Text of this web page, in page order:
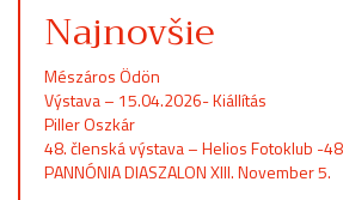
Najnovšie
Mészáros Ödön
Výstava – 15.04.2026- Kiállítás
Piller Oszkár
48. členská výstava – Helios Fotoklub -
PANNÓNIA DIASZALON XIII. November 5.